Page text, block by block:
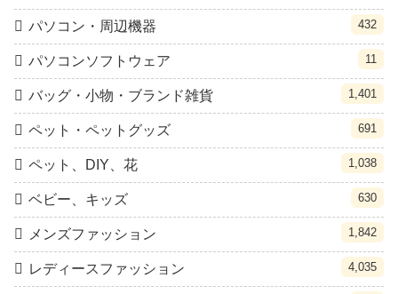
パソコン・周辺機器 432
パソコンソフトウェア 11
バッグ・小物・ブランド雑貨 1,401
ペット・ペットグッズ 691
ペット、DIY、花 1,038
ベビー、キッズ 630
メンズファッション 1,842
レディースファッション 4,035